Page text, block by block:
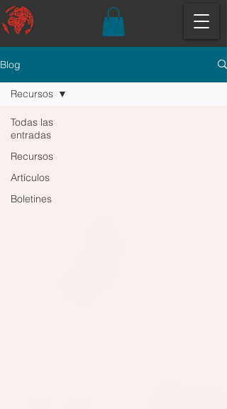
Blog
Todas las
entradas
Recursos
Artículos
Boletines
Recursos